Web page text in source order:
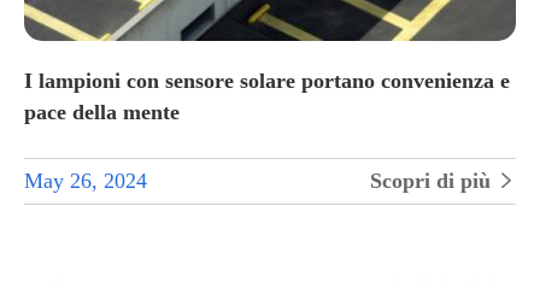
I lampioni con sensore solare portano convenienza e
pace della mente
May 26, 2024 Scopri di più 